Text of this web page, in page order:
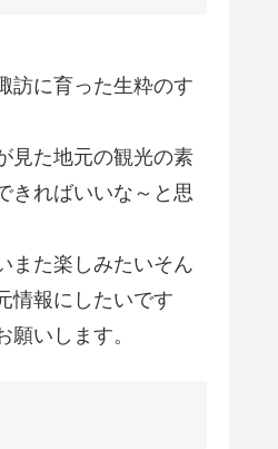
訪に育った生粋のす
見た地元の観光の素
きればいいな～と思
また楽しみたいそん
情報にしたいです
願いします。